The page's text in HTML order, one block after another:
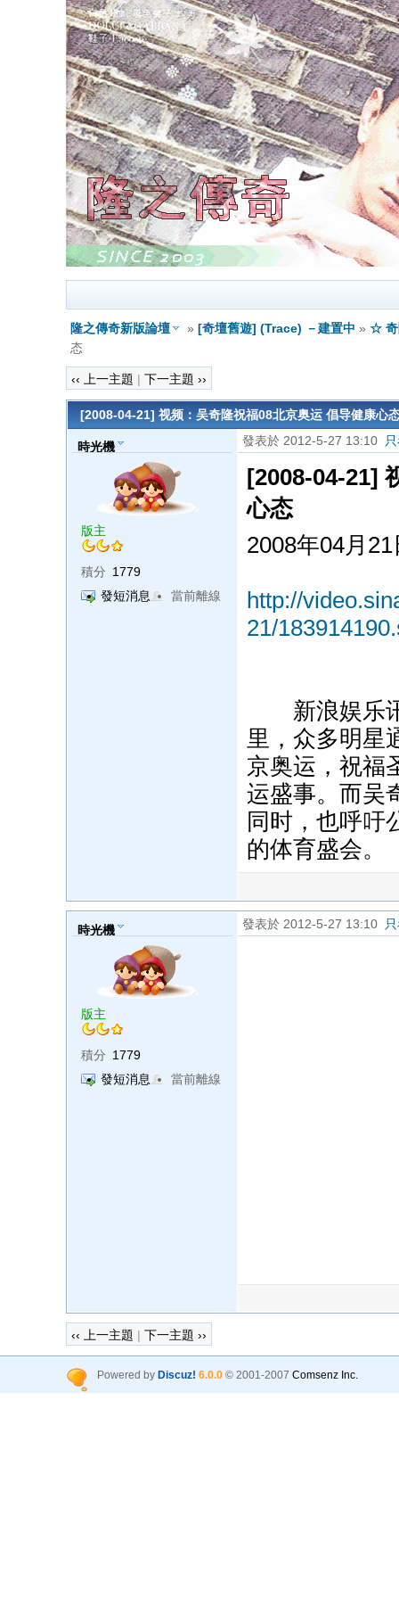
隆之傳奇新版論壇 » [奇壇舊遊] (Trace) －建置中 » ☆
态
‹‹ 上一主題 | 下一主題 ››
[2008-04-21] 视频：吴奇隆祝福08北京奥运 倡导健康心
時光機
版主
積分 1779
發短消息
當前離線
發表於 2012-5-27 13:10
[2008-04-21]
心态
2008年04月
http://
21/
新浪娱乐讯
里，众多明星
京奥运，祝福
运盛事。而吴
同时，也呼吁
的体育盛会。
時光機
版主
積分 1779
發短消息
當前離線
發表於 2012-5-27 13:10
‹‹ 上一主題 | 下一主題 ››
Powered by Discuz! 6.0.0© 2001-2007 Comsenz Inc.